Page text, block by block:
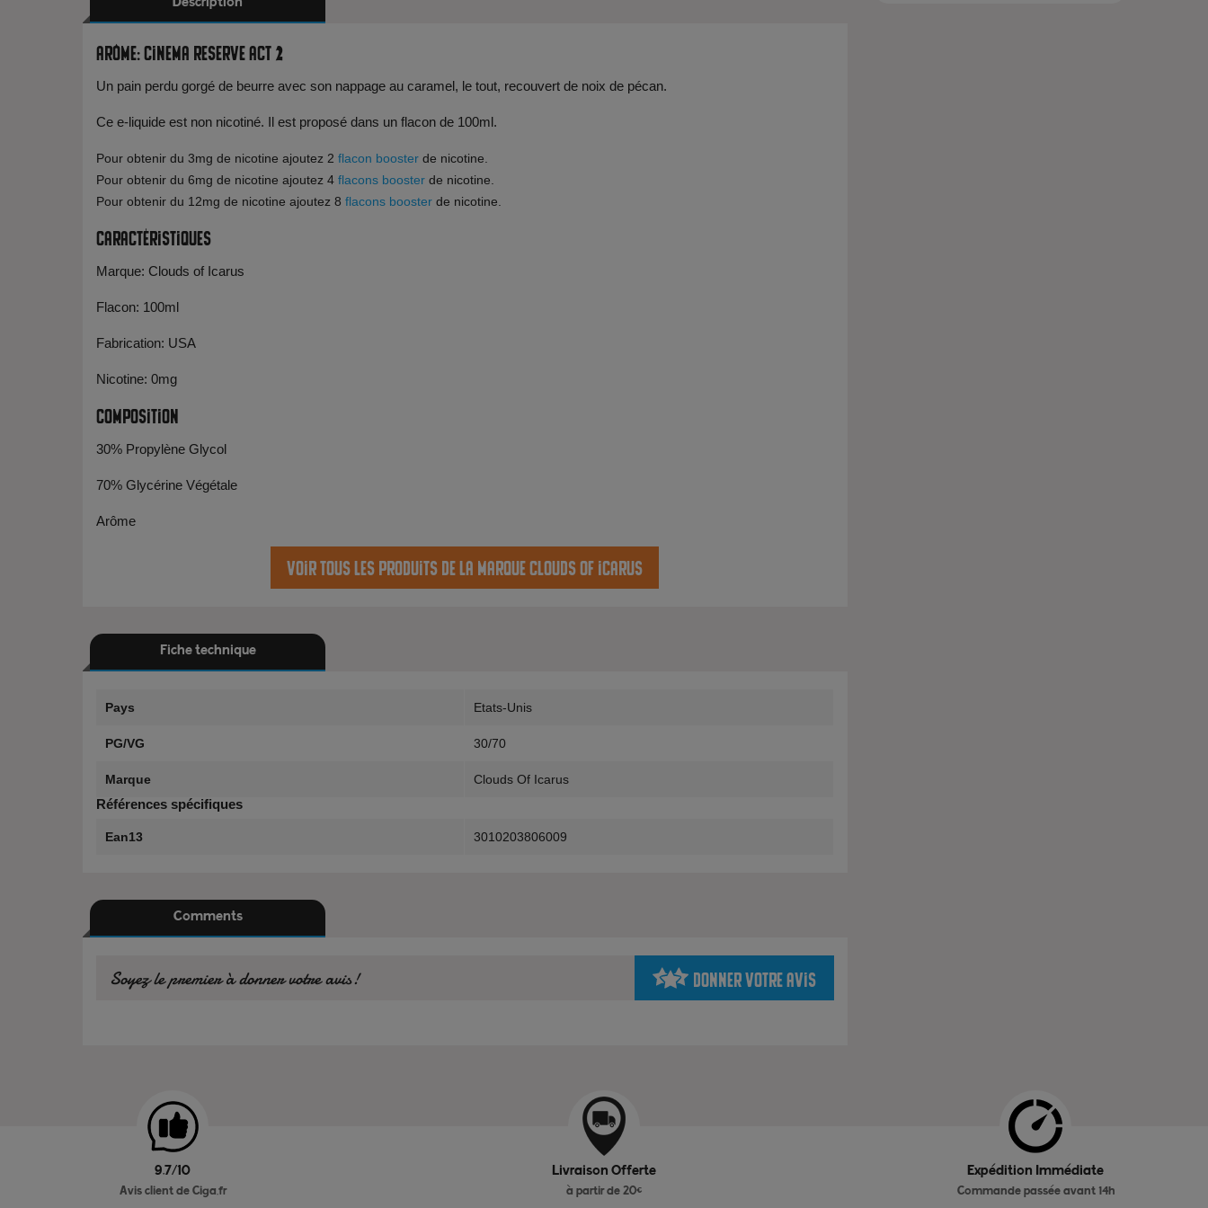
Description
Arôme: Cinema Reserve Act 2
Un pain perdu gorgé de beurre avec son nappage au caramel, le tout, recouvert de noix de pécan.
Ce e-liquide est non nicotiné. Il est proposé dans un flacon de 100ml.
Pour obtenir du 3mg de nicotine ajoutez 2 flacon booster de nicotine.
Pour obtenir du 6mg de nicotine ajoutez 4 flacons booster de nicotine.
Pour obtenir du 12mg de nicotine ajoutez 8 flacons booster de nicotine.
Caractéristiques
Marque: Clouds of Icarus
Flacon: 100ml
Fabrication: USA
Nicotine: 0mg
Composition
30% Propylène Glycol
70% Glycérine Végétale
Arôme
Voir tous les produits de la marque Clouds of icarus
Fiche technique
Pays Etats-Unis
PG/VG 30/70
Marque Clouds Of Icarus
Références spécifiques
Ean13 3010203806009
Comments
Soyez le premier à donner votre avis! Donner votre avis
9.7/10
Avis client de Ciga.fr
Livraison Offerte
à partir de 20€
Expédition Immédiate
Commande passée avant 14h